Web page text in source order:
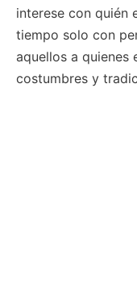
interese con quién
tiempo solo con
aquellos a quienes
costumbres y